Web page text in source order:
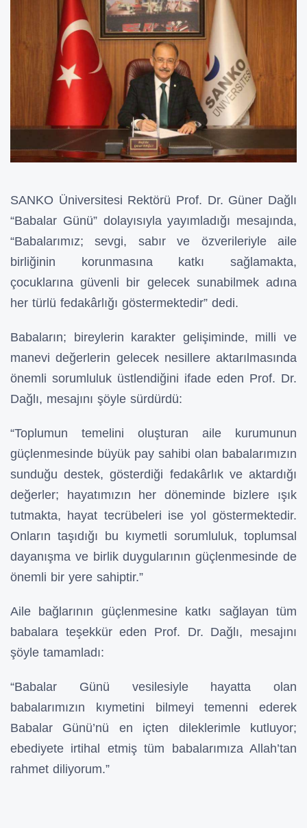
SANKO Üniversitesi Rektörü Prof. Dr. Güner Dağlı
“Babalar Günü” dolayısıyla yayımladığı mesajında,
“Babalarımız; sevgi, sabır ve özverileriyle aile
birliğinin korunmasına katkı sağlamakta,
çocuklarına güvenli bir gelecek sunabilmek adına
her türlü fedakârlığı göstermektedir” dedi.
Babaların; bireylerin karakter gelişiminde, milli ve
manevi değerlerin gelecek nesillere aktarılmasında
önemli sorumluluk üstlendiğini ifade eden Prof. Dr.
Dağlı, mesajını şöyle sürdürdü:
“Toplumun temelini oluşturan aile kurumunun
güçlenmesinde büyük pay sahibi olan babalarımızın
sunduğu destek, gösterdiği fedakârlık ve aktardığı
değerler; hayatımızın her döneminde bizlere ışık
tutmakta, hayat tecrübeleri ise yol göstermektedir.
Onların taşıdığı bu kıymetli sorumluluk, toplumsal
dayanışma ve birlik duygularının güçlenmesinde de
önemli bir yere sahiptir.”
Aile bağlarının güçlenmesine katkı sağlayan tüm
babalara teşekkür eden Prof. Dr. Dağlı, mesajını
şöyle tamamladı:
“Babalar Günü vesilesiyle hayatta olan
babalarımızın kıymetini bilmeyi temenni ederek
Babalar Günü’nü en içten dileklerimle kutluyor;
ebediyete irtihal etmiş tüm babalarımıza Allah’tan
rahmet diliyorum.”